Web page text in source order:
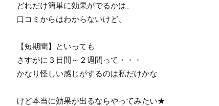
どれだけ簡単に効果がでるかは、
口コミからはわからないけど、
【短期間】といっても
さすがに３日間～２週間って・・・
かなり怪しい感じがするのは私だけかな
けど本当に効果が出るならやってみたい★